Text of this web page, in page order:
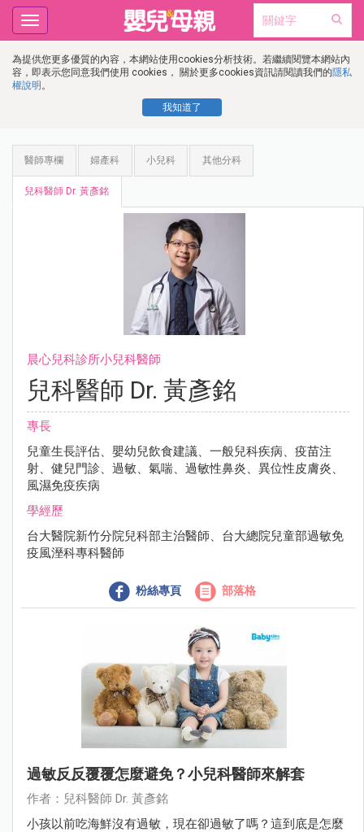
為提供您更多優質的內容，本網站使用cookies分析技術。若繼續閱覽本網站內
容，即表示您同意我們使用 cookies， 關於更多cookies資訊請閱讀我們的隱私
權說明 。
我知道了
Toggle
navigation
醫師專欄 婦產科 小兒科 其他分科
兒科醫師 Dr. 黃彥銘
晨心兒科診所小兒科醫師
兒科醫師 Dr. 黃彥銘
專長
兒童生長評估、嬰幼兒飲食建議、一般兒科疾病、疫苗注
射、健兒門診、過敏、氣喘、過敏性鼻炎、異位性皮膚炎、
風濕免疫疾病
學經歷
台大醫院新竹分院兒科部主治醫師、台大總院兒童部過敏免
疫風溼科專科醫師
粉絲專頁 部落格
過敏反反覆覆怎麼避免？小兒科醫師來解套
作者：兒科醫師 Dr. 黃彥銘
小孩以前吃海鮮沒有過敏，現在卻過敏了嗎？這到底是怎麼